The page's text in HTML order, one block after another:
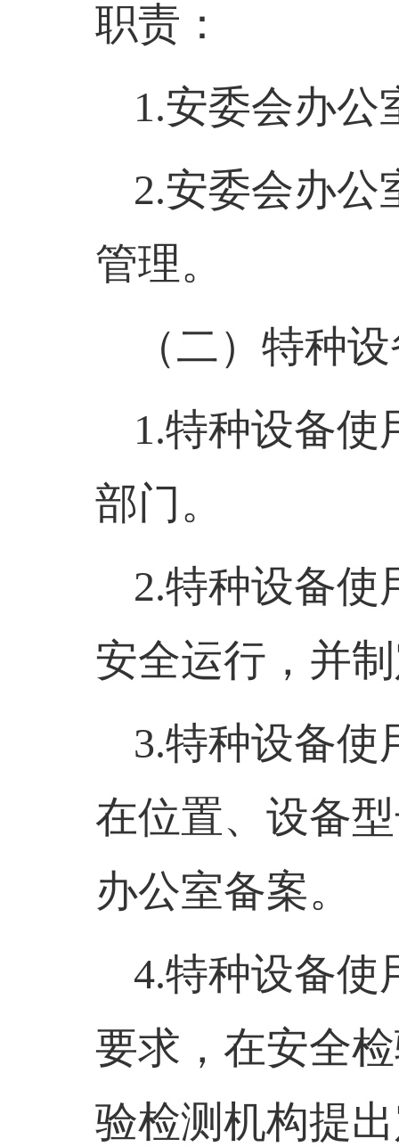
职责 ：
1.安委会办公
2.安委会办公
管理。
（二）特种
1.特种设备使
部门。
2.特种设备使
安全运行，并
3.特种设备使
在位置、设备
办公室备案。
4.特种设备使
要求，在安全
验检测机构提